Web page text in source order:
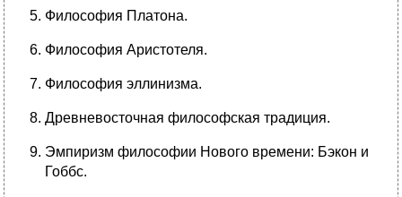
Философия Платона.
Философия Аристотеля.
Философия эллинизма.
Древневосточная философская традиция.
Эмпиризм философии Нового времени: Бэкон и
Гоббс.